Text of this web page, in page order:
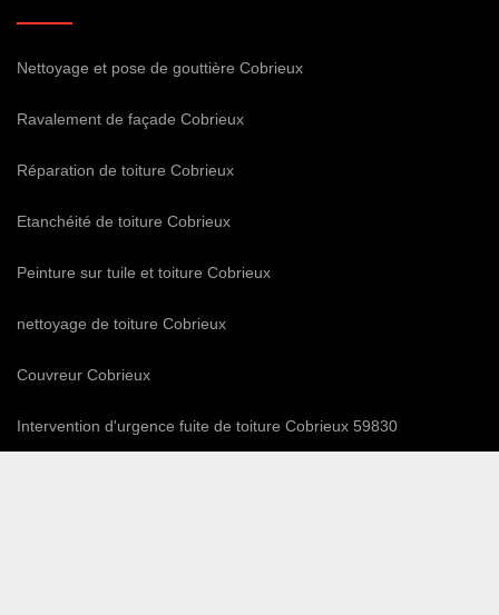
Nettoyage et pose de gouttière Cobrieux
Ravalement de façade Cobrieux
Réparation de toiture Cobrieux
Etanchéité de toiture Cobrieux
Peinture sur tuile et toiture Cobrieux
nettoyage de toiture Cobrieux
Couvreur Cobrieux
Intervention d'urgence fuite de toiture Cobrieux 59830